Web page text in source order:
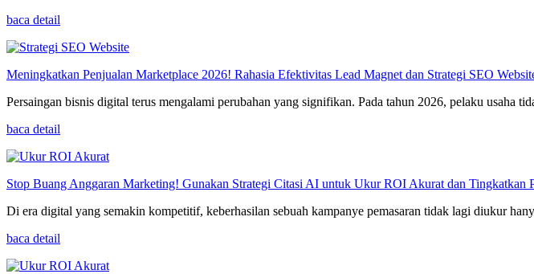
baca detail
Meningkatkan Penjualan Marketplace 2026! Rahasia Efektivitas Lead Magnet dan Strategi SEO
Persaingan bisnis digital terus mengalami perubahan yang signifikan. Pada tahun 2026, pelaku usaha
baca detail
Stop Buang Anggaran Marketing! Gunakan Strategi Citasi AI untuk Ukur ROI Akurat dan Tingkatkan
Di era digital yang semakin kompetitif, keberhasilan sebuah kampanye pemasaran tidak lagi diukur
baca detail